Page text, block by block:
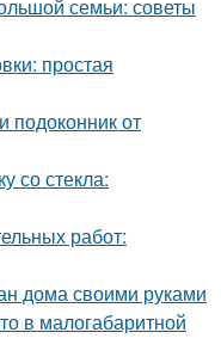
семьи: советы
простая
подоконник от
со стекла:
работ:
дома своими руками
в малогабаритной